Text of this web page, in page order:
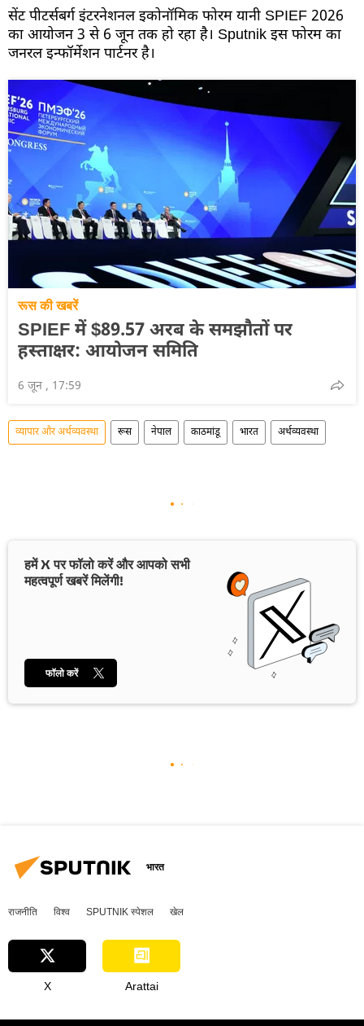
सेंट पीटर्सबर्ग इंटरनेशनल इकोनॉमिक फोरम यानी SPIEF 2026
का आयोजन 3 से 6 जून तक हो रहा है। Sputnik इस फोरम का
जनरल इन्फॉर्मेशन पार्टनर है।
रूस की खबरें
SPIEF में $89.57 अरब के समझौतों पर
हस्ताक्षर: आयोजन समिति
6 जून , 17:59
व्यापार और अर्थव्यवस्था रूस नेपाल काठमांडू भारत अर्थव्यवस्था
हमें X पर फॉलो करें और आपको सभी
महत्वपूर्ण खबरें मिलेंगी!
फॉलो करें
भारत
राजनीति विश्व SPUTNIK स्पेशल खेल
X Arattai